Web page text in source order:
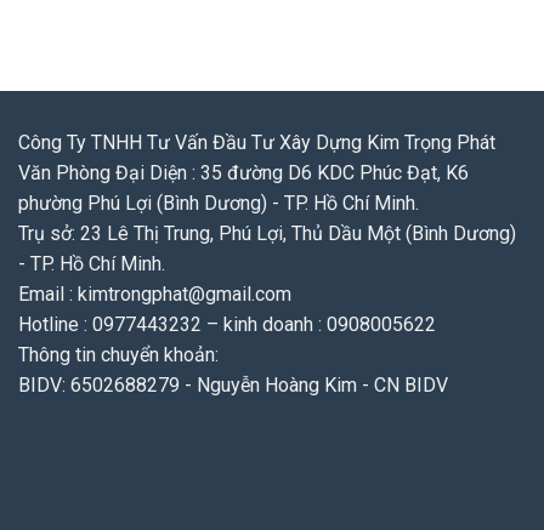
Công Ty TNHH Tư Vấn Đầu Tư Xây Dựng Kim Trọng Phát
Văn Phòng Đại Diện : 35 đường D6 KDC Phúc Đạt, K6
phường Phú Lợi (Bình Dương) - TP. Hồ Chí Minh.
Trụ sở: 23 Lê Thị Trung, Phú Lợi, Thủ Dầu Một (Bình Dương)
- TP. Hồ Chí Minh.
Email : kimtrongphat@gmail.com
Hotline : 0977443232 – kinh doanh : 0908005622
Thông tin chuyển khoản:
BIDV: 6502688279 - Nguyễn Hoàng Kim - CN BIDV